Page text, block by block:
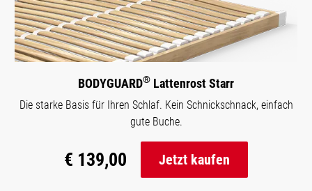
BODYGUARD® Lattenrost Starr
Die starke Basis für Ihren Schlaf. Kein Schnickschnack, einfach
gute Buche.
€ 139,00 Jetzt kaufen